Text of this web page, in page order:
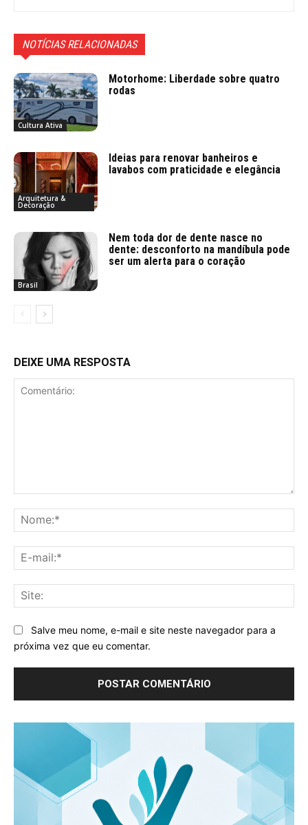
NOTÍCIAS RELACIONADAS
Cultura Ativa
Motorhome: Liberdade sobre quatro
rodas
Arquitetura &
Decoração
Ideias para renovar banheiros e
lavabos com praticidade e elegância
Brasil
Nem toda dor de dente nasce no
dente: desconforto na mandíbula pode
ser um alerta para o coração
DEIXE UMA RESPOSTA
Salve meu nome, e-mail e site neste navegador para a
próxima vez que eu comentar.